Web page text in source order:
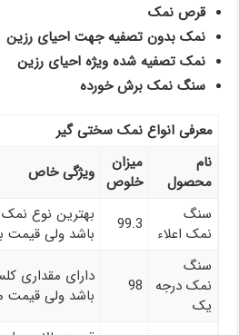
قرص نمک
نمک بدون تصفیه جهت احیای رزین
نمک تصفیه شده ویژه احیای رزین
سنگ نمک برش خورده
معرفی انواع نمک سختی گیر
نام
محصول
میزان
خلوص ویژگی خاص
سنگ
نمک اعلاء
99.3
بهترین نوع
باشد ولی قیمت
سنگ
نمک درجه
یک
98
دارای مقداری
باشد ولی قیمت